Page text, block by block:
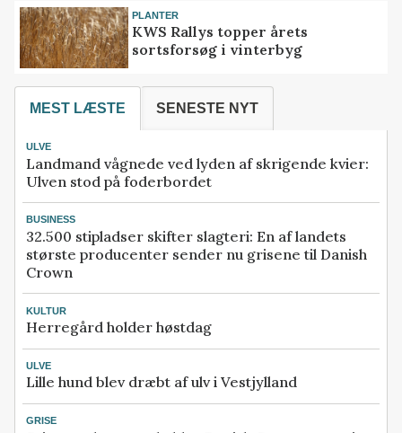
PLANTER
KWS Rallys topper årets
sortsforsøg i vinterbyg
MEST LÆSTE SENESTE NYT
ULVE
Landmand vågnede ved lyden af skrigende kvier:
Ulven stod på foderbordet
BUSINESS
32.500 stipladser skifter slagteri: En af landets
største producenter sender nu grisene til Danish
Crown
KULTUR
Herregård holder høstdag
ULVE
Lille hund blev dræbt af ulv i Vestjylland
GRISE